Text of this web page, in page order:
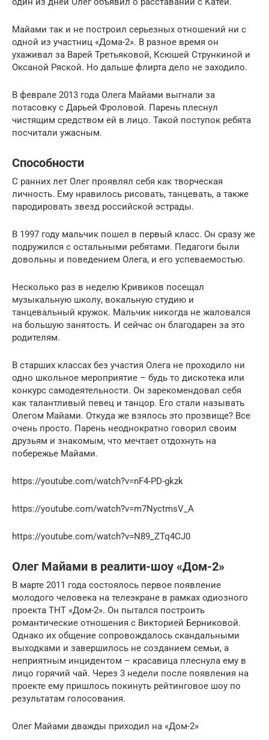
Майами так и не построил серьезных отношений ни с
одной из участниц «Дома-2». В разное время он
ухаживал за Варей Третьяковой, Ксюшей Стрункиной и
Оксаной Ряской. Но дальше флирта дело не заходило.
В феврале 2013 года Олега Майами выгнали за
потасовку с Дарьей Фроловой. Парень плеснул
чистящим средством ей в лицо. Такой поступок ребята
посчитали ужасным.
Способности
С ранних лет Олег проявлял себя как творческая
личность. Ему нравилось рисовать, танцевать, а также
пародировать звезд российской эстрады.
В 1997 году мальчик пошел в первый класс. Он сразу же
подружился с остальными ребятами. Педагоги были
довольны и поведением Олега, и его успеваемостью.
Несколько раз в неделю Кривиков посещал
музыкальную школу, вокальную студию и
танцевальный кружок. Мальчик никогда не жаловался
на большую занятость. И сейчас он благодарен за это
родителям.
В старших классах без участия Олега не проходило ни
одно школьное мероприятие – будь то дискотека или
конкурс самодеятельности. Он зарекомендовал себя
как талантливый певец и танцор. Его стали называть
Олегом Майами. Откуда же взялось это прозвище? Все
очень просто. Парень неоднократно говорил своим
друзьям и знакомым, что мечтает отдохнуть на
побережье Майами.
https://youtube.com/watch?v=nF4-PD-gkzk
https://youtube.com/watch?v=m7NyctmsV_A
https://youtube.com/watch?v=N89_ZTq4CJ0
Олег Майами в реалити-шоу «Дом-2»
В марте 2011 года состоялось первое появление
молодого человека на телеэкране в рамках одиозного
проекта ТНТ «Дом-2». Он пытался построить
романтические отношения с Викторией Берниковой.
Однако их общение сопровождалось скандальными
выходками и завершилось не созданием семьи, а
неприятным инцидентом – красавица плеснула ему в
лицо горячий чай. Через 3 недели после появления на
проекте ему пришлось покинуть рейтинговое шоу по
результатам голосования.
Олег Майами дважды приходил на «Дом-2»